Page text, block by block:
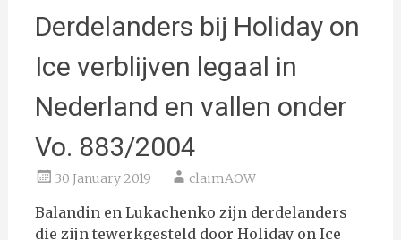
Derdelanders bij Holiday on
Ice verblijven legaal in
Nederland en vallen onder
Vo. 883/2004
30 January 2019 claimAOW
Balandin en Lukachenko zijn derdelanders
die zijn tewerkgesteld door Holiday on Ice